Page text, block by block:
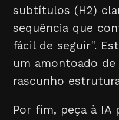
subtítulos (H2)
sequência que
fácil de seguir".
um amontoado
rascunho
Por fim, peça à IA